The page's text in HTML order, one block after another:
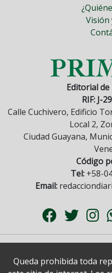
Visión
Editorial de
RIF: J-
Calle Cuchivero, Edificio
Local 2,
Ciudad Guayana,
Código
Tel:+58-
Email:
Queda prohibida toda